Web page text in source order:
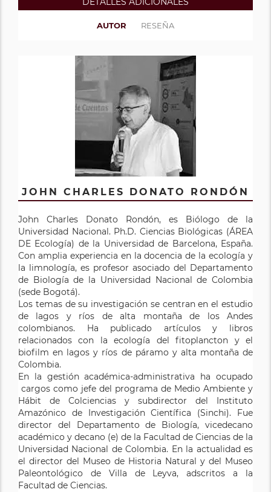
AUTOR RESEÑA
JOHN CHARLES DONATO RONDÓN
John Charles Donato Rondón, es Biólogo de la
Universidad Nacional. Ph.D. Ciencias Biológicas (ÁREA
DE Ecología) de la Universidad de Barcelona, España.
Con amplia experiencia en la docencia de la ecología y
la limnología, es profesor asociado del Departamento
de Biología de la Universidad Nacional de Colombia
(sede Bogotá).
Los temas de su investigación se centran en el estudio
de lagos y ríos de alta montaña de los Andes
colombianos. Ha publicado artículos y libros
relacionados con la ecología del fitoplancton y el
biofilm en lagos y ríos de páramo y alta montaña de
Colombia.
En la gestión académica-administrativa ha ocupado
cargos como jefe del programa de Medio Ambiente y
Hábit de Colciencias y subdirector del Instituto
Amazónico de Investigación Científica (Sinchi). Fue
director del Departamento de Biología, vicedecano
académico y decano (e) de la Facultad de Ciencias de la
Universidad Nacional de Colombia. En la actualidad es
el director del Museo de Historia Natural y del Museo
Paleontológico de Villa de Leyva, adscritos a la
Facultad de Ciencias.